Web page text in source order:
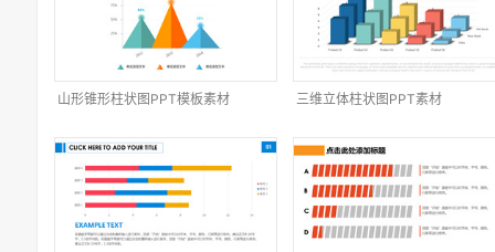
山形锥形柱状图PPT模板素材 三维立体柱状图PPT素材